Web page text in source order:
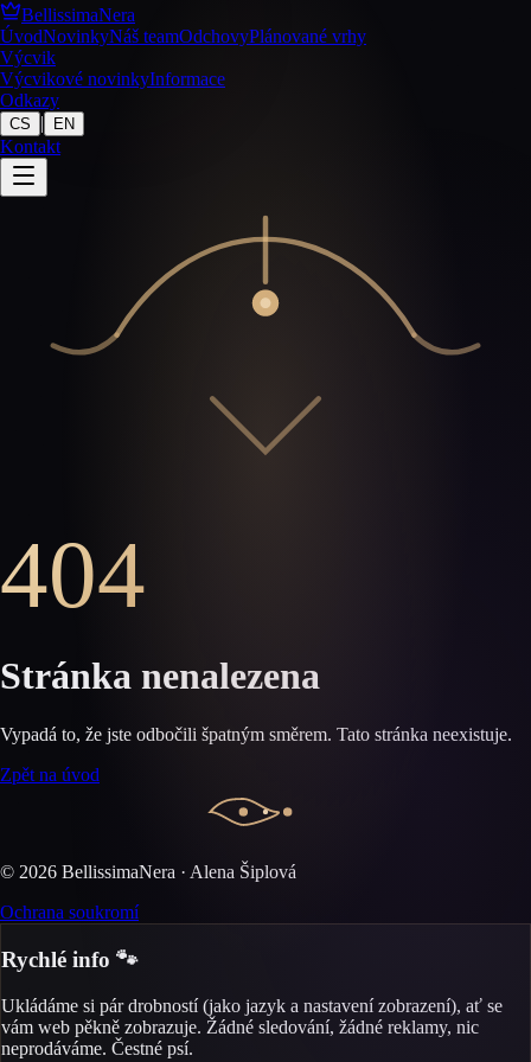
BellissimaNera
ÚvodNovinkyNáš teamOdchovyPlánované vrhy
Výcvik
Výcvikové novinkyInformace
Odkazy
CS | EN
Kontakt
404
Stránka nenalezena
Vypadá to, že jste odbočili špatným směrem. Tato stránka neexistuje.
Zpět na úvod
© 2026 BellissimaNera · Alena Šiplová
Ochrana soukromí
Rychlé info 🐾
Ukládáme si pár drobností (jako jazyk a nastavení zobrazení), ať se
vám web pěkně zobrazuje. Žádné sledování, žádné reklamy, nic
neprodáváme. Čestné psí.